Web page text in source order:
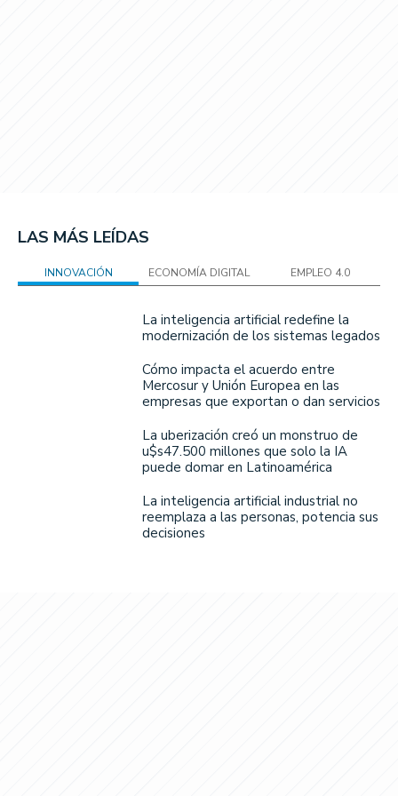
LAS MÁS LEÍDAS
INNOVACIÓN ECONOMÍA DIGITAL EMPLEO 4.0
La inteligencia artificial redefine la
modernización de los sistemas legados
Cómo impacta el acuerdo entre
Mercosur y Unión Europea en las
empresas que exportan o dan servicios
La uberización creó un monstruo de
u$s47.500 millones que solo la IA
puede domar en Latinoamérica
La inteligencia artificial industrial no
reemplaza a las personas, potencia sus
decisiones